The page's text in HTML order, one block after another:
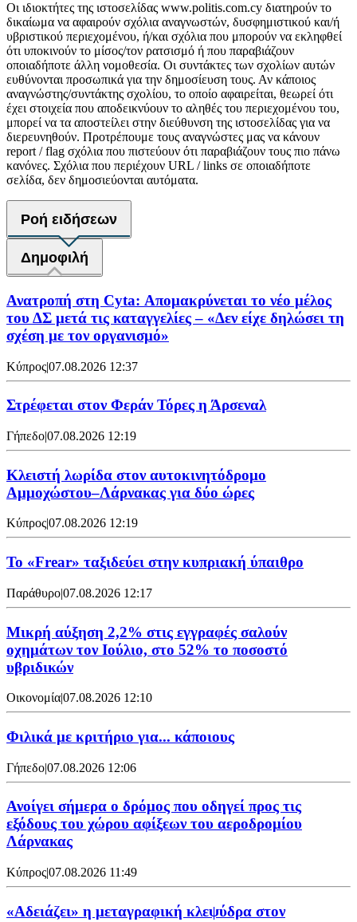
Οι ιδιοκτήτες της ιστοσελίδας www.politis.com.cy διατηρούν το
δικαίωμα να αφαιρούν σχόλια αναγνωστών, δυσφημιστικού και/ή
υβριστικού περιεχομένου, ή/και σχόλια που μπορούν να εκληφθεί
ότι υποκινούν το μίσος/τον ρατσισμό ή που παραβιάζουν
οποιαδήποτε άλλη νομοθεσία. Οι συντάκτες των σχολίων αυτών
ευθύνονται προσωπικά για την δημοσίευση τους. Αν κάποιος
αναγνώστης/συντάκτης σχολίου, το οποίο αφαιρείται, θεωρεί ότι
έχει στοιχεία που αποδεικνύουν το αληθές του περιεχομένου του,
μπορεί να τα αποστείλει στην διεύθυνση της ιστοσελίδας για να
διερευνηθούν. Προτρέπουμε τους αναγνώστες μας να κάνουν
report / flag σχόλια που πιστεύουν ότι παραβιάζουν τους πιο πάνω
κανόνες. Σχόλια που περιέχουν URL / links σε οποιαδήποτε
σελίδα, δεν δημοσιεύονται αυτόματα.
Ροή ειδήσεων
Δημοφιλή
Ανατροπή στη Cyta: Απομακρύνεται το νέο μέλος
του ΔΣ μετά τις καταγγελίες – «Δεν είχε δηλώσει τη
σχέση με τον οργανισμό»
Κύπρος|07.08.2026 12:37
Στρέφεται στον Φεράν Τόρες η Άρσεναλ
Γήπεδο|07.08.2026 12:19
Κλειστή λωρίδα στον αυτοκινητόδρομο
Αμμοχώστου–Λάρνακας για δύο ώρες
Κύπρος|07.08.2026 12:19
To «Frear» ταξιδεύει στην κυπριακή ύπαιθρο
Παράθυρο|07.08.2026 12:17
Μικρή αύξηση 2,2% στις εγγραφές σαλούν
οχημάτων τον Ιούλιο, στο 52% το ποσοστό
υβριδικών
Οικονομία|07.08.2026 12:10
Φιλικά με κριτήριο για... κάποιους
Γήπεδο|07.08.2026 12:06
Ανοίγει σήμερα ο δρόμος που οδηγεί προς τις
εξόδους του χώρου αφίξεων του αεροδρομίου
Λάρνακας
Κύπρος|07.08.2026 11:49
«Αδειάζει» η μεταγραφική κλεψύδρα στον